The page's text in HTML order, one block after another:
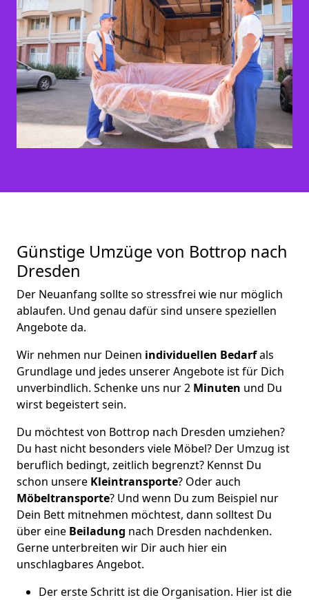
Günstige Umzüge von Bottrop nach
Dresden
Der Neuanfang sollte so stressfrei wie nur möglich
ablaufen. Und genau dafür sind unsere speziellen
Angebote da.
Wir nehmen nur Deinen individuellen Bedarfals
Grundlage und jedes unserer Angebote ist für Dich
unverbindlich. Schenke uns nur 2 Minuten und Du
wirst begeistert sein.
Du möchtest von Bottrop nach Dresden umziehen?
Du hast nicht besonders viele Möbel? Der Umzug ist
beruflich bedingt, zeitlich begrenzt? Kennst Du
schon unsere Kleintransporte? Oder auch
Möbeltransporte? Und wenn Du zum Beispiel nur
Dein Bett mitnehmen möchtest, dann solltest Du
über eine Beiladung nach Dresden nachdenken.
Gerne unterbreiten wir Dir auch hier ein
unschlagbares Angebot.
Der erste Schritt ist die Organisation. Hier ist die